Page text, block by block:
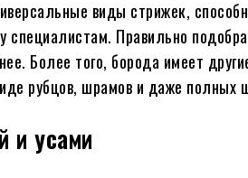
виды стрижек,
специалистам. Правильно
Более того, борода имеет
рубцов, шрамов и даже полных
и усами